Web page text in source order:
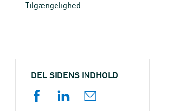
Tilgængelighed
DEL SIDENS INDHOLD